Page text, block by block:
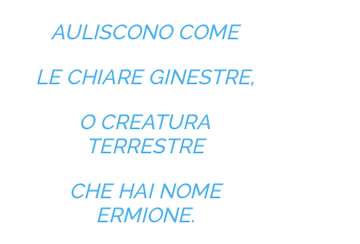
AULISCONO COME
LE CHIARE GINESTRE,
O CREATURA
TERRESTRE
CHE HAI NOME
ERMIONE.